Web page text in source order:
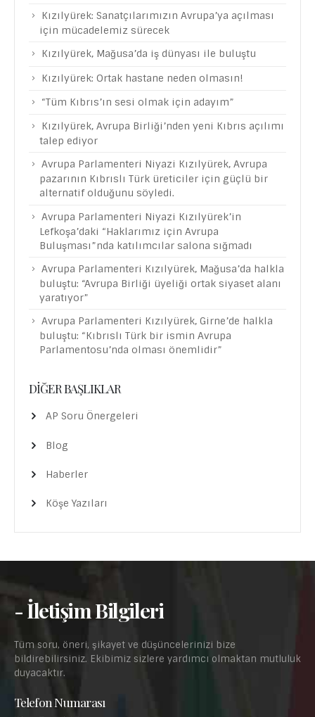
Kızılyürek: Sanatçılarımızın Avrupa’ya açılması
için mücadelemiz sürecek
Kızılyürek, Mağusa’da iş dünyası ile buluştu
Kızılyürek: Ortak hastane neden olmasın!
“Tüm Kıbrıs’ın sesi olmak için adayım”
Kızılyürek, Avrupa Birliği’nden yeni Kıbrıs açılımı
talep ediyor
Avrupa Parlamenteri Niyazi Kızılyürek, Avrupa
pazarının Kıbrıslı Türk üreticiler için güçlü bir
alternatif olduğunu söyledi.
Avrupa Parlamenteri Niyazi Kızılyürek’in
Lefkoşa’daki “Haklarımız için Avrupa
Buluşması”nda katılımcılar salona sığmadı
Avrupa Parlamenteri Kızılyürek, Mağusa’da halkla
buluştu: “Avrupa Birliği üyeliği ortak siyaset alanı
yaratıyor”
Avrupa Parlamenteri Kızılyürek, Girne’de halkla
buluştu: “Kıbrıslı Türk bir ismin Avrupa
Parlamentosu’nda olması önemlidir”
DIĞER BAŞLIKLAR
AP Soru Önergeleri
Blog
Haberler
Köşe Yazıları
- İletişim Bilgileri
Tüm soru, öneri, şikayet ve düşüncelerinizi bize
bildirebilirsiniz. Ekibimiz sizlere yardımcı olmaktan mutluluk
duyacaktır.
Telefon Numarası